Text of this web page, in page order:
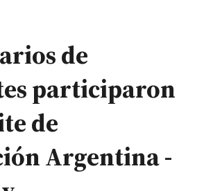
de
participaron
de
Argentina -